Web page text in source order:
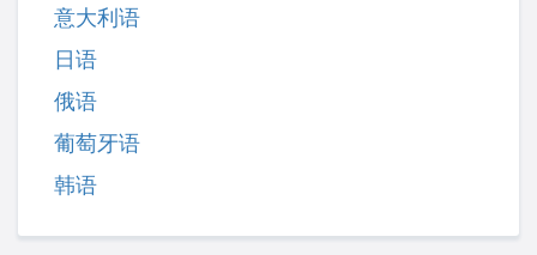
意大利语
日语
俄语
葡萄牙语
韩语